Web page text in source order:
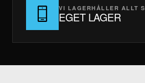
VI LAGERHÅLLER ALLT
EGET LAGER